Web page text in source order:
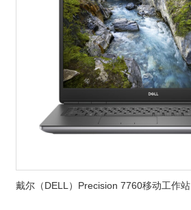
戴尔（DELL）Precision 7760移动工作站